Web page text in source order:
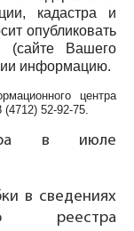
кадастра и
опубликовать
(сайте Вашего
информацию.
центра
(4712) 52-92-75.
в июле
в сведениях
реестра